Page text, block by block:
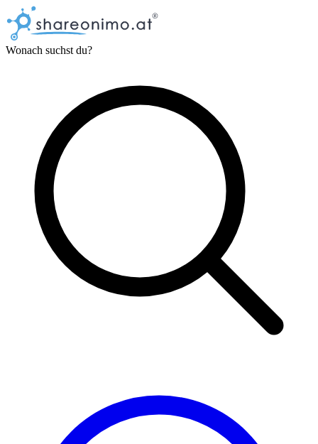
Wonach suchst du?